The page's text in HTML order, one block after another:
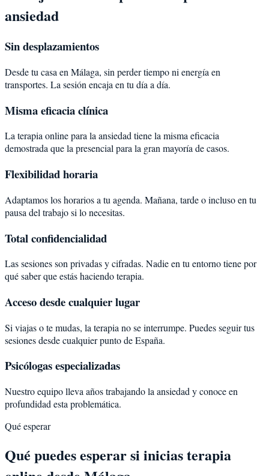
ansiedad
Sin desplazamientos
Desde tu casa en Málaga, sin perder tiempo ni energía en
transportes. La sesión encaja en tu día a día.
Misma eficacia clínica
La terapia online para la ansiedad tiene la misma eficacia
demostrada que la presencial para la gran mayoría de casos.
Flexibilidad horaria
Adaptamos los horarios a tu agenda. Mañana, tarde o incluso en tu
pausa del trabajo si lo necesitas.
Total confidencialidad
Las sesiones son privadas y cifradas. Nadie en tu entorno tiene por
qué saber que estás haciendo terapia.
Acceso desde cualquier lugar
Si viajas o te mudas, la terapia no se interrumpe. Puedes seguir tus
sesiones desde cualquier punto de España.
Psicólogas especializadas
Nuestro equipo lleva años trabajando la ansiedad y conoce en
profundidad esta problemática.
Qué esperar
Qué puedes esperar si inicias terapia